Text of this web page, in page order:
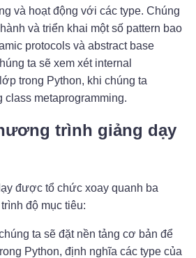
và hoạt động với các type. Chúng
và triển khai một số pattern bao
protocols và abstract base
ta sẽ xem xét internal
trong Python, khi chúng ta
class metaprogramming.
trình giảng dạy
được tổ chức xoay quanh ba
độ mục tiêu:
ta sẽ đặt nền tảng cơ bản để
Python, định nghĩa các type của